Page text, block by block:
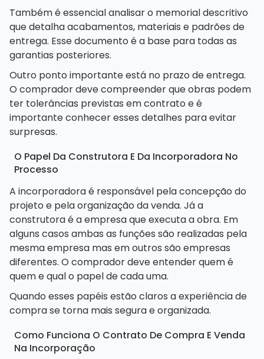
Também é essencial analisar o memorial descritivo
que detalha acabamentos, materiais e padrões de
entrega. Esse documento é a base para todas as
garantias posteriores.
Outro ponto importante está no prazo de entrega.
O comprador deve compreender que obras podem
ter tolerâncias previstas em contrato e é
importante conhecer esses detalhes para evitar
surpresas.
O Papel Da Construtora E Da Incorporadora No
Processo
A incorporadora é responsável pela concepção do
projeto e pela organização da venda. Já a
construtora é a empresa que executa a obra. Em
alguns casos ambas as funções são realizadas pela
mesma empresa mas em outros são empresas
diferentes. O comprador deve entender quem é
quem e qual o papel de cada uma.
Quando esses papéis estão claros a experiência de
compra se torna mais segura e organizada.
Como Funciona O Contrato De Compra E Venda
Na Incorporação